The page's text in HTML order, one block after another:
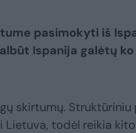
pasimokyti iš
Ispanija galėtų
skirtumų.
Lietuva, todėl reikia